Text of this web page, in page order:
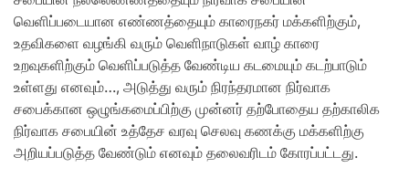
வெளிப்படையான எண்ணத்தையும் காரைநகர் மக்களிற்கும்,
உதவிகளை வழங்கி வரும் வெளிநாடுகள் வாழ் காரை
உறவுகளிற்கும் வெளிப்படுத்த வேண்டிய கடமையும் கடற்பாடும்
உள்ளது எனவும்…, அடுத்து வரும் நிரந்தரமான நிர்வாக
சபைக்கான ஒழுங்கமைப்பிற்கு முன்னர் தற்போதைய தற்காலிக
நிர்வாக சபையின் உத்தேச வரவு செலவு கணக்கு மக்களிற்கு
அறியப்படுத்த வேண்டும் எனவும் தலைவரிடம் கோரப்பட்டது.